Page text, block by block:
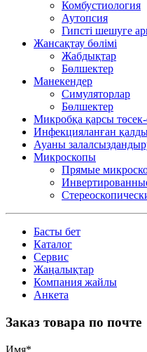
Комбустиология
Аутопсия
Гипсті шешуге
Жансақтау бөлімі
Жабдықтар
Бөлшектер
Манекендер
Симуляторлар
Бөлшектер
Микробқа қарсы
Инфекцияланған
Ауаны
Микроскопы
Прямые
Басты бет
Каталог
Сервис
Жаңалықтар
Компания жайлы
Анкета
Заказ товара по почте
Имя*